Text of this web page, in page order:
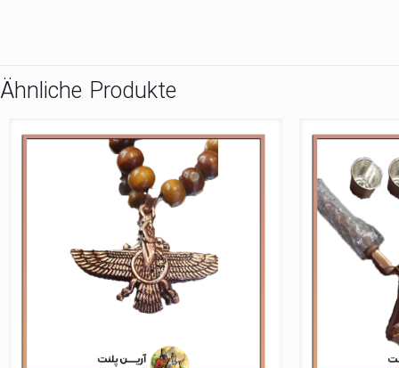
Ähnliche Produkte